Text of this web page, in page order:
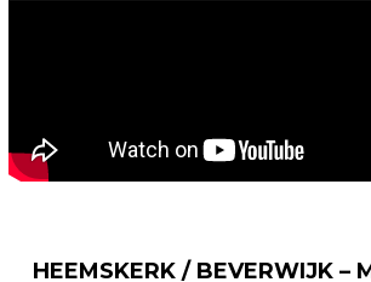
HEEMSKERK / BEVERWIJK